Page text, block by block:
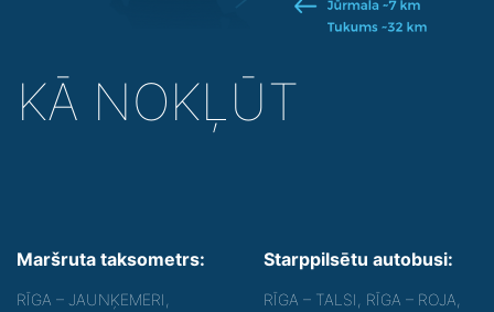
KĀ NOKĻŪT
Maršruta taksometrs:
RĪGA – JAUNĶEMERI,
Starppilsētu autobusi:
RĪGA – TALSI, RĪGA – ROJA,